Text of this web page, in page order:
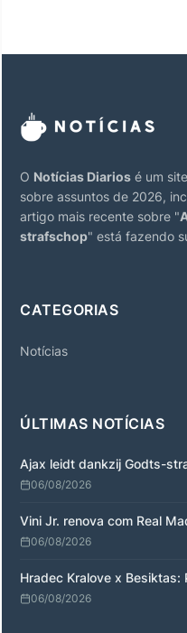
O Notícias Diarios é um
sobre assuntos de 2026,
artigo mais recente sobre "
strafschop" está fazendo
CATEGORIAS
Notícias
ÚLTIMAS NOTÍCIAS
Ajax leidt dankzij Godts-
06/08/2026
Vini Jr. renova com Real
06/08/2026
Hradec Kralove x Besiktas:
06/08/2026